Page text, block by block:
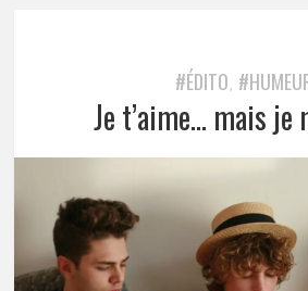
#ÉDITO,
Je t’aime… mais je